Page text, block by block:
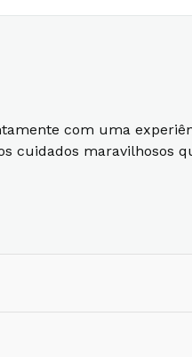
com uma
cuidados maravilhosos